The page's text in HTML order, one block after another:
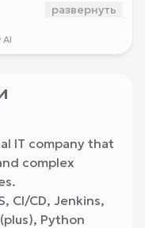
развернуть
IT company that
complex
CI/CD, Jenkins,
Python